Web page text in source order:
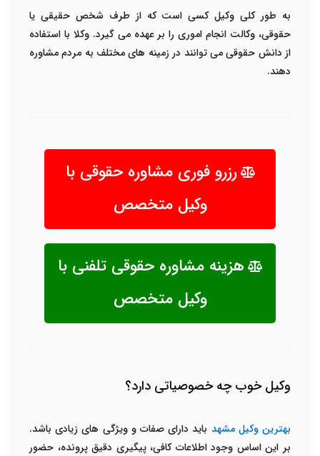
به طور کلی وکیل کسی است که از طرف شخص حقیقی یا
حقوقی، وکالت انجام اموری را بر عهده می گیرد. وکلا با استفاده
از دانش حقوقی می توانند در زمینه های مختلف به مردم مشاوره
دهند.
رزرو فوری مشاوره حقوقی با
وکیل متخصص
هزینه مشاوره حقوقی تلفنی با
وکیل متخصص
وکیل خوب چه خصوصیاتی دارد؟
بهترین وکیل مشهد باید دارای صفات و ویژگی های زیادی باشد.
بر این اساس وجود اطلاعات کافی، پیگیری دقیق پرونده، حضور